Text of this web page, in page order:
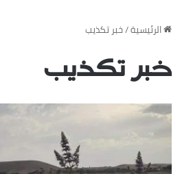
‏الرئيسية/خبر تكذيب
خبر تكذيب